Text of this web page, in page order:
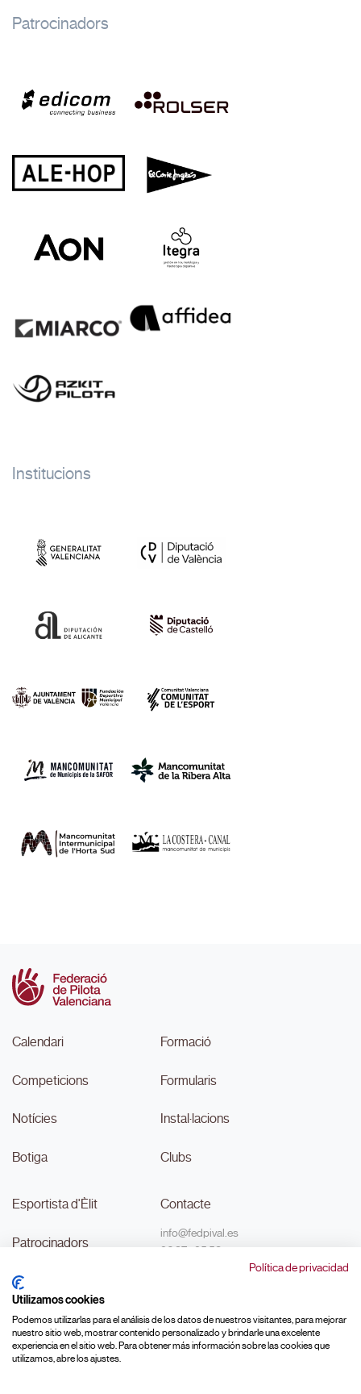
Política de privacidad
Utilizamos cookies
Podemos utilizarlas para el análisis de los datos de nuestros visitantes, para mejorar
nuestro sitio web, mostrar contenido personalizado y brindarle una excelente
experiencia en el sitio web. Para obtener más información sobre las cookies que
utilizamos, abre los ajustes.
Patrocinadors
Institucions
Calendari
Competicions
Notícies
Botiga
Formació
Formularis
Instal·lacions
Clubs
Esportista d'Èlit
Patrocinadors
Transparència
#MouLaPilota
Contacte
info@fedpival.es
96 374 95 58
C/Marqués de Sant Joan nº 32,